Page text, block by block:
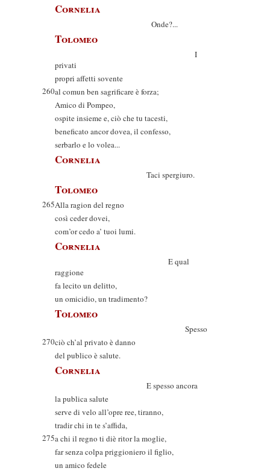
Cornelia
Onde?...
Tolomeo
I
privati
propri affetti sovente
260al comun ben sagrificare è forza;
Amico di Pompeo,
ospite insieme e, ciò che tu tacesti,
beneficato ancor dovea, il confesso,
serbarlo e lo volea...
Cornelia
Taci spergiuro.
Tolomeo
265Alla ragion del regno
così ceder dovei,
com’or cedo a’ tuoi lumi.
Cornelia
E qual
raggione
fa lecito un delitto,
un omicidio, un tradimento?
Tolomeo
Spesso
270ciò ch’al privato è danno
del publico è salute.
Cornelia
E spesso ancora
la publica salute
serve di velo all’opre ree, tiranno,
tradir chi in te s’affida,
275a chi il regno ti diè ritor la moglie,
far senza colpa priggioniero il figlio,
un amico fedele